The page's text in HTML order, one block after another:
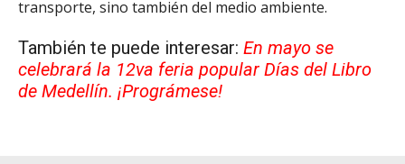
transporte, sino también del medio ambiente.
También te puede interesar: En mayo se
celebrará la 12va feria popular Días del Libro
de Medellín. ¡Prográmese!